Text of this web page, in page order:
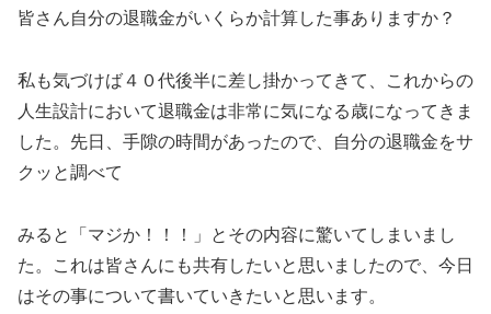
皆さん自分の退職金がいくらか計算した事ありますか？
私も気づけば４０代後半に差し掛かってきて、これからの
人生設計において退職金は非常に気になる歳になってきま
した。先日、手隙の時間があったので、自分の退職金をサ
クッと調べて
みると「マジか！！！」とその内容に驚いてしまいまし
た。これは皆さんにも共有したいと思いましたので、今日
はその事について書いていきたいと思います。